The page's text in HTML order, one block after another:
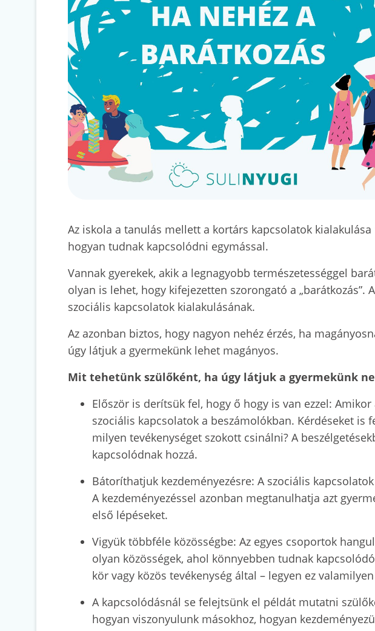
Az iskola a tanulás mellett a kortárs kapcsolatok
hogyan tudnak kapcsolódni egymással.
Vannak gyerekek, akik a legnagyobb természetességgel
olyan is lehet, hogy kifejezetten szorongató a
szociális kapcsolatok kialakulásának.
Az azonban biztos, hogy nagyon nehéz érzés, ha
úgy látjuk a gyermekünk lehet magányos.
Mit tehetünk szülőként, ha úgy látjuk a gyermekünk
Először is derítsük fel, hogy ő hogy is van ezzel:
szociális kapcsolatok a beszámolókban. Kérdéseket
milyen tevékenységet szokott csinálni? A
kapcsolódnak hozzá.
Bátoríthatjuk kezdeményezésre: A szociális
A kezdeményezéssel azonban megtanulhatja azt
első lépéseket.
Vigyük többféle közösségbe: Az egyes csoportok
olyan közösségek, ahol könnyebben tudnak
kör vagy közös tevékenység által – legyen ez
A kapcsolódásnál se felejtsünk el példát mutatni
hogyan viszonyulunk másokhoz, hogyan